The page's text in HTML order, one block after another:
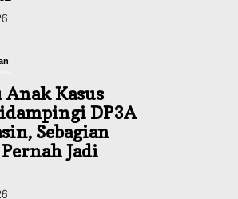
Anak Kasus
DP3A
Sebagian
Jadi